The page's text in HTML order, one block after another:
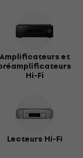
Amplificateurs et
Hi-Fi
Lecteurs Hi-Fi